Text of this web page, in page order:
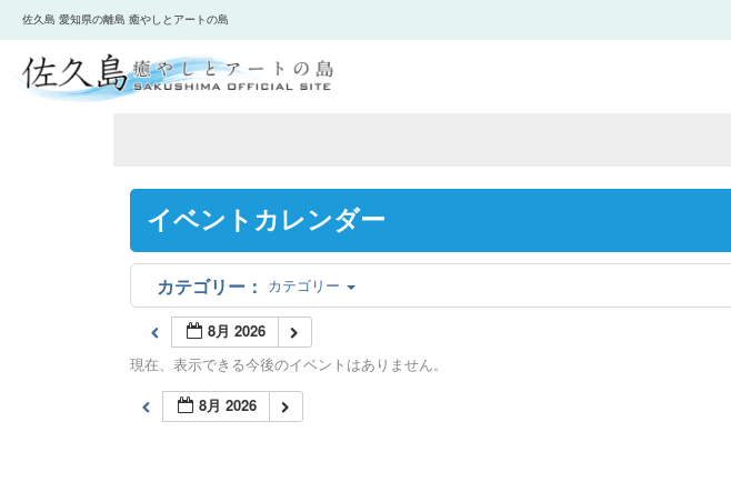
佐久島 愛知県の離島 癒やしとアートの島
イベントカレンダー
カテゴリー
8月 2026
現在、表示できる今後のイベントはありません。
8月 2026